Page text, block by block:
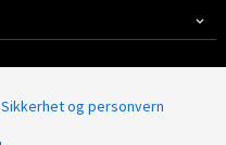
Sikkerhet og personvern